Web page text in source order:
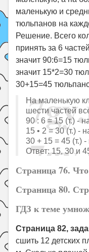
маленькую и
тюльпанов на
Решение. Всего
принять за 6
значит 90:6=15
значит 15*2=30
30+15=45
На маленькую
шести частей
90 : 6 = 15 (т.) -
15 • 2 = 30 (т.) -
30 + 15 = 45 (т.)
Ответ: 15, 30 и
Страница 76.
Страница 80.
ГДЗ к теме
Страница 82,
сшить 12 детских